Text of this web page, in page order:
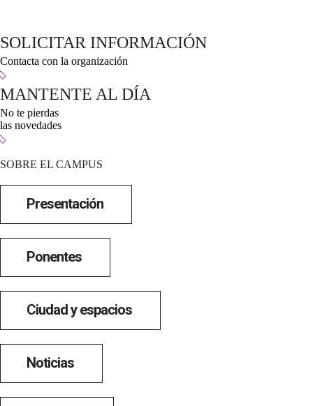
SOLICITAR INFORMACIÓN
Contacta con la organización
MANTENTE AL DÍA
No te pierdas
las novedades
SOBRE EL CAMPUS
Presentación
Ponentes
Ciudad y espacios
Noticias